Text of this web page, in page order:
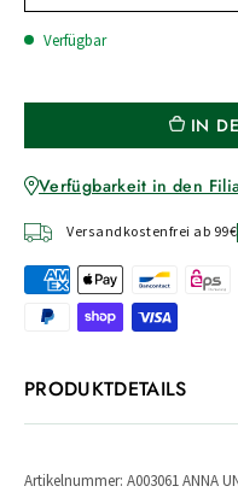
Verfügbar
IN
Verfügbarkeit in den
Versandkostenfrei ab 99€
PRODUKTDETAILS
Artikelnummer: A003061 ANNA